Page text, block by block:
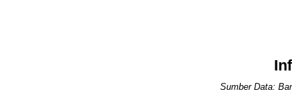
Sumber Data: